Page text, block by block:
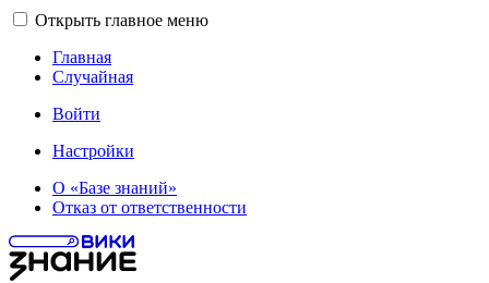
Открыть главное меню
Главная
Случайная
Войти
Настройки
О «Базе знаний»
Отказ от ответственности